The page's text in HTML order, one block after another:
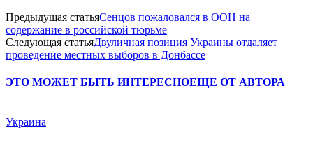
Предыдущая статьяСенцов пожаловался в ООН на
содержание в российской тюрьме
Следующая статьяДвуличная позиция Украины отдаляет
проведение местных выборов в Донбассе
ЭТО МОЖЕТ БЫТЬ ИНТЕРЕСНОЕЩЕ ОТ АВТОРА
Украина